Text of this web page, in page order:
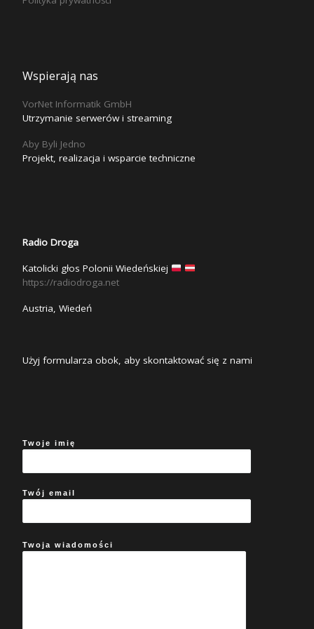
Wspierają nas
VorNet Informatik GmbH
Utrzymanie serwerów i streaming
Aby Byli Jedno
Projekt, realizacja i wsparcie techniczne
Radio Droga
Katolicki głos Polonii Wiedeńskiej
https://radiodroga.net
Austria, Wiedeń
Użyj formularza obok, aby skontaktować się z nami
Twoje imię
Twój email
Twoja wiadomości